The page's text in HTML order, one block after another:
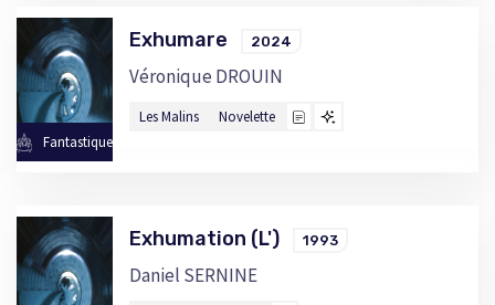
Fantastique
Exhumare 2024
Véronique DROUIN
Les Malins Novelette
Exhumation (L') 1993
Daniel SERNINE